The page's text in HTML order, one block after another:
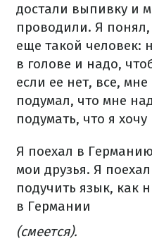
достали выпивку и
проводили. Я понял,
еще такой человек:
в голове и надо,
если ее нет, все,
подумал, что мне
подумать, что я
Я поехал в
мои друзья. Я
подучить язык, как
в Германии
(смеется).